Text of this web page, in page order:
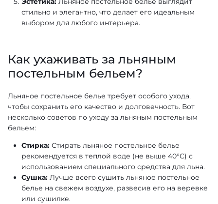
стильно и элегантно, что делает его идеальным
выбором для любого интерьера.
Как ухаживать за льняным
постельным бельем?
Льняное постельное белье требует особого ухода,
чтобы сохранить его качество и долговечность. Вот
несколько советов по уходу за льняным постельным
бельем:
Стирка: Стирать льняное постельное белье
рекомендуется в теплой воде (не выше 40°C) с
использованием специального средства для льна.
Сушка: Лучше всего сушить льняное постельное
белье на свежем воздухе, развесив его на веревке
или сушилке.